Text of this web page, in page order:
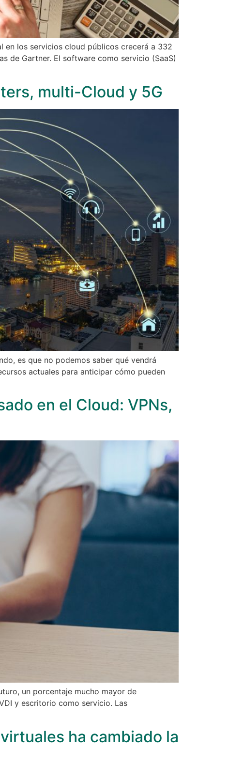
en los servicios cloud públicos crecerá a 332
de Gartner. El software como servicio (SaaS)
multi-Cloud y 5G
es que no podemos saber qué vendrá
actuales para anticipar cómo pueden
en el Cloud: VPNs,
un porcentaje mucho mayor de
y escritorio como servicio. Las
ha cambiado la